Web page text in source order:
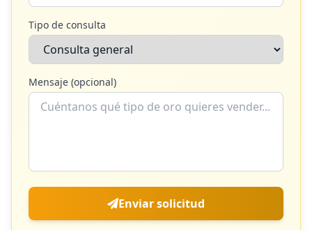
Tipo de consulta
Mensaje (opcional)
Enviar solicitud